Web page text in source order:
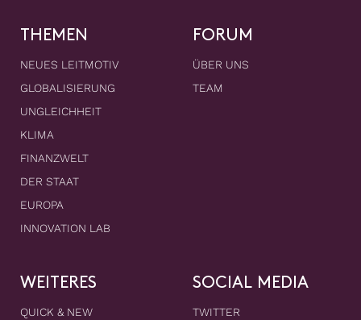
THEMEN
NEUES LEITMOTIV
GLOBALISIERUNG
UNGLEICHHEIT
KLIMA
FINANZWELT
DER STAAT
EUROPA
INNOVATION LAB
FORUM
ÜBER UNS
TEAM
WEITERES
QUICK & NEW
SOCIAL MEDIA
TWITTER